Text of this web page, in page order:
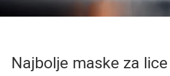
Najbolje maske za